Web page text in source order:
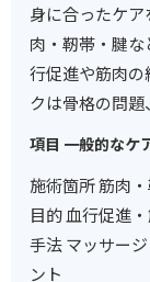
身に合ったケ
肉・靭帯・腱
行促進や筋肉の
クは骨格の問題
項目 一般的なケ
施術箇所 筋肉
目的 血行促進
手法 マッサー
ント